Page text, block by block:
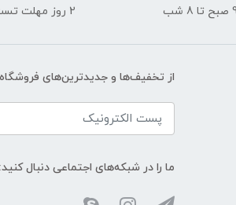
2 روز مهلت تست از زمان تحویل
از تخفیف‌ها و جدیدترین‌های
ما را در شبکه‌های اجتماعی دنبال کنید: